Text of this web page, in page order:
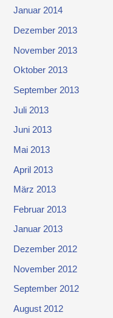
Januar 2014
Dezember 2013
November 2013
Oktober 2013
September 2013
Juli 2013
Juni 2013
Mai 2013
April 2013
März 2013
Februar 2013
Januar 2013
Dezember 2012
November 2012
September 2012
August 2012